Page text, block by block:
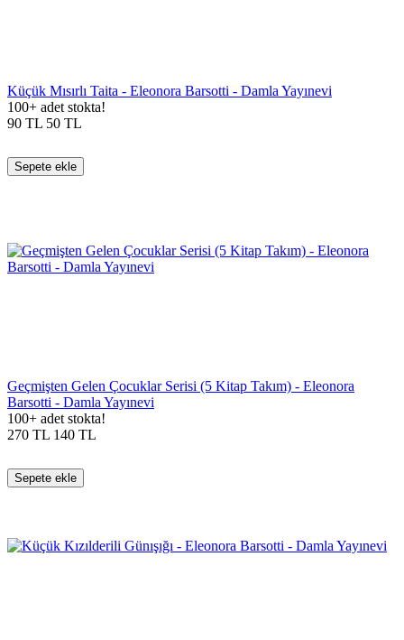
Küçük Mısırlı Taita - Eleonora Barsotti - Damla Yayınevi
100+ adet stokta!
90 TL 50 TL
Sepete ekle
Geçmişten Gelen Çocuklar Serisi (5 Kitap Takım) - Eleonora
Barsotti - Damla Yayınevi
100+ adet stokta!
270 TL 140 TL
Sepete ekle